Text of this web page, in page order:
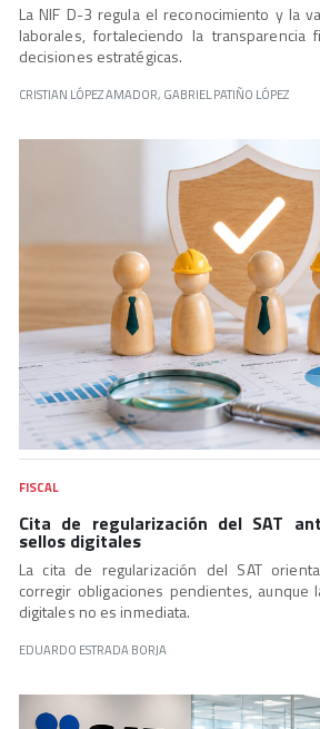
La NIF D-3 regula el reconocimiento y la
laborales, fortaleciendo la
decisiones estratégicas.
CRISTIAN LÓPEZ AMADOR, GABRIEL PATIÑO LÓPEZ
FISCAL
Cita de regularización del SAT
sellos digitales
La cita de regularización del SAT
corregir obligaciones pendientes, aunque
digitales no es inmediata.
EDUARDO ESTRADA BORJA